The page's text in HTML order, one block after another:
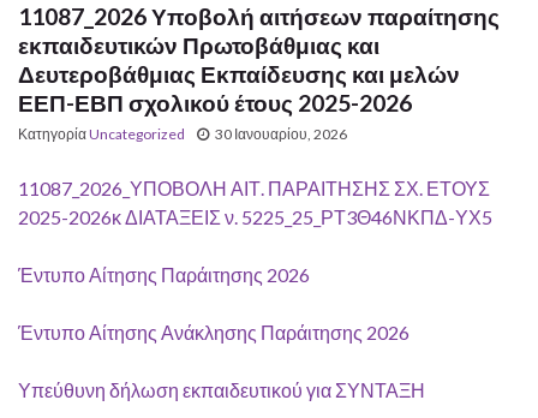
11087_2026 Υποβολή αιτήσεων παραίτησης
εκπαιδευτικών Πρωτοβάθμιας και
Δευτεροβάθμιας Εκπαίδευσης και μελών
ΕΕΠ-ΕΒΠ σχολικού έτους 2025-2026
ΚατηγορίαUncategorized 30 Ιανουαρίου, 2026
11087_2026_ΥΠΟΒΟΛΗ ΑΙΤ. ΠΑΡΑΙΤΗΣΗΣ ΣΧ. ΕΤΟΥΣ
2025-2026κ ΔΙΑΤΑΞΕΙΣ ν. 5225_25_ΡΤ3Θ46ΝΚΠΔ-ΥΧ5
Έντυπο Αίτησης Παράιτησης 2026
Έντυπο Αίτησης Ανάκλησης Παράιτησης 2026
Υπεύθυνη δήλωση εκπαιδευτικού για ΣΥΝΤΑΞΗ